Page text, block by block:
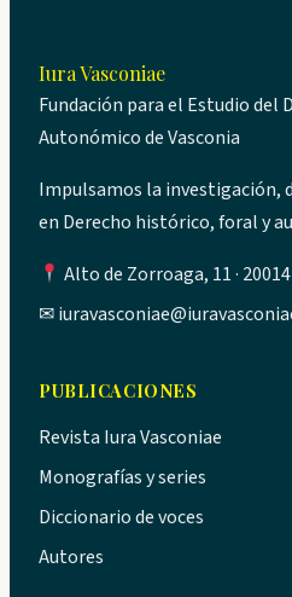
Iura Vasconiae
Fundación para el Estudio del
Autonómico de Vasconia
Impulsamos la investigación,
en Derecho histórico, foral y
Alto de Zorroaga, 11 ·
✉
PUBLICACIONES
Revista Iura Vasconiae
Monografías y series
Diccionario de voces
Autores